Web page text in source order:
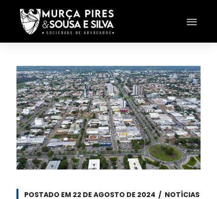
POSTADO EM 22 DE AGOSTO DE 2024 NOTÍCIAS